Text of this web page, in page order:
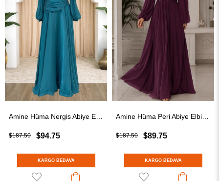
Amine Hüma Nergis Abiye Elbise Turkuaz Amine Hüma Peri Abiye Elbise Mürdüm
$89.75